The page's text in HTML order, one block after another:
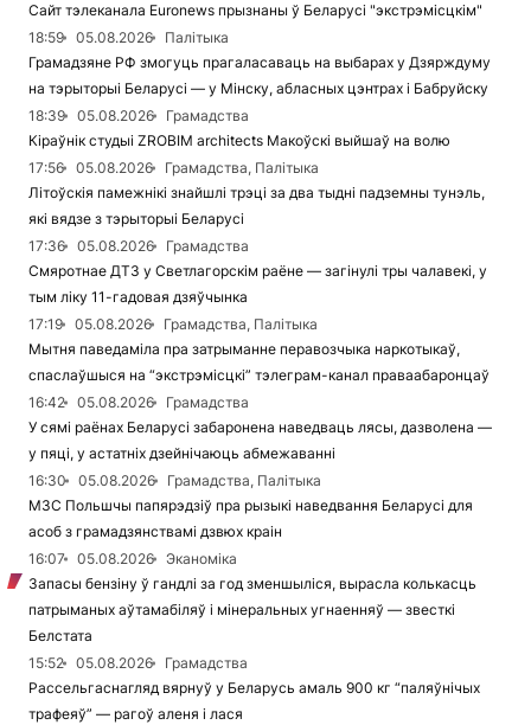
Сайт тэлеканала Euronews прызнаны ў Беларусі "экстрэмісцкім"
18:59
05.08.2026
Палітыка
Грамадзяне РФ змогуць прагаласаваць на выбарах у Дзярждуму
на тэрыторыі Беларусі — у Мінску, абласных цэнтрах і Бабруйску
18:39
05.08.2026
Грамадства
Кіраўнік студыі ZROBIM architects Макоўскі выйшаў на волю
17:56
05.08.2026
Грамадства, Палітыка
Літоўскія памежнікі знайшлі трэці за два тыдні падземны тунэль,
які вядзе з тэрыторыі Беларусі
17:36
05.08.2026
Грамадства
Смяротнае ДТЗ у Светлагорскім раёне — загінулі тры чалавекі, у
тым ліку 11-гадовая дзяўчынка
17:19
05.08.2026
Грамадства, Палітыка
Мытня паведаміла пра затрыманне перавозчыка наркотыкаў,
спаслаўшыся на “экстрэмісцкі” тэлеграм-канал праваабаронцаў
16:42
05.08.2026
Грамадства
У сямі раёнах Беларусі забаронена наведваць лясы, дазволена —
у пяці, у астатніх дзейнічаюць абмежаванні
16:30
05.08.2026
Грамадства, Палітыка
МЗС Польшчы папярэдзіў пра рызыкі наведвання Беларусі для
асоб з грамадзянствамі дзвюх краін
16:07
05.08.2026
Эканоміка
Запасы бензіну ў гандлі за год зменшыліся, вырасла колькасць
патрыманых аўтамабіляў і мінеральных угнаенняў — звесткі
Белстата
15:52
05.08.2026
Грамадства
Рассельгаснагляд вярнуў у Беларусь амаль 900 кг “паляўнічых
трафеяў” — рагоў аленя і лася